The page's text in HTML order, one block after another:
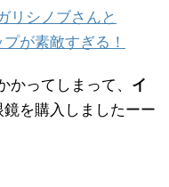
リシノブさんと
が素敵すぎる！
かってしまって、 イ
鏡を購入しましたーー